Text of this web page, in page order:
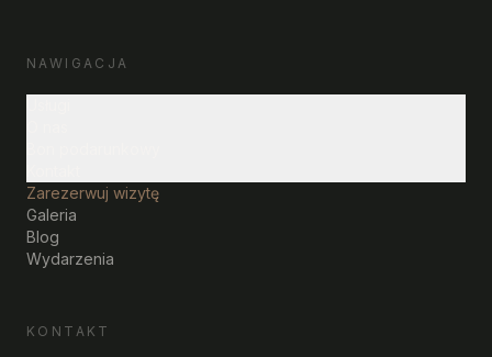
NAWIGACJA
Zarezerwuj wizytę
Galeria
Blog
Wydarzenia
KONTAKT